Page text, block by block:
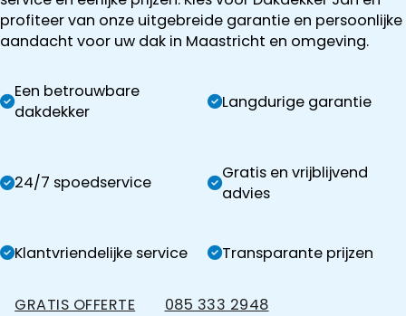
profiteer van onze uitgebreide garantie en persoonlijke
aandacht voor uw dak in Maastricht en omgeving.
Een betrouwbare
dakdekker
Langdurige garantie
24/7 spoedservice
Gratis en vrijblijvend
advies
Klantvriendelijke service Transparante prijzen
GRATIS OFFERTE 085 333 2948